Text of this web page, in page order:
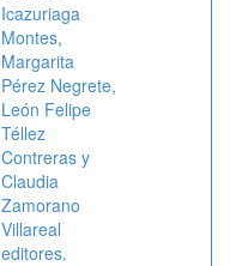
Icazuriaga
Montes,
Margarita
Pérez Negrete,
León Felipe
Téllez
Contreras y
Claudia
Zamorano
Villareal
editores.